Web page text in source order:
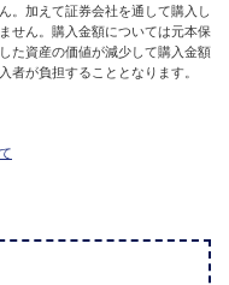
。加えて証券会社を通して購入し
せん。購入金額については元本保
た資産の価値が減少して購入金額
者が負担することとなります。